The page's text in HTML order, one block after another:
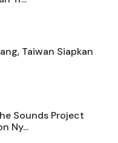
Taiwan Siapkan
Sounds Project
Ny...